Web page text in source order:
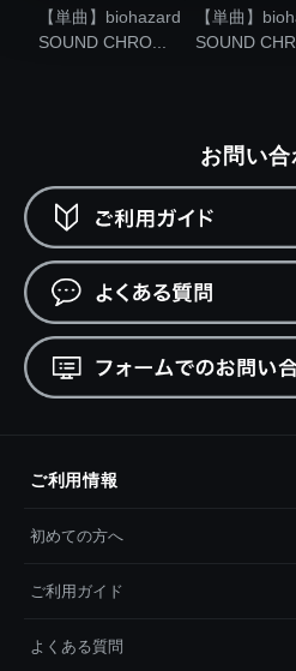
【単曲】biohazard
SOUND CHRO...
【単曲】
SOUND
お問い合
ご利用情報
初めての方へ
ご利用ガイド
よくある質問